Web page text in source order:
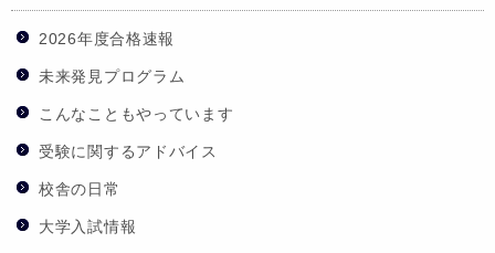
2026年度合格速報
未来発見プログラム
こんなこともやっています
受験に関するアドバイス
校舎の日常
大学入試情報